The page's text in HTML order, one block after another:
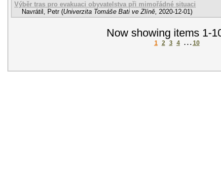
Výběr tras pro evakuaci obyvatelstva při mimořádné situaci
Navrátil, Petr (Univerzita Tomáše Bati ve Zlíně, 2020-12-01)
Now showing items 1-
1 2 3 4 . . . 10